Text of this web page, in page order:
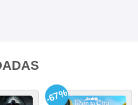
-67%